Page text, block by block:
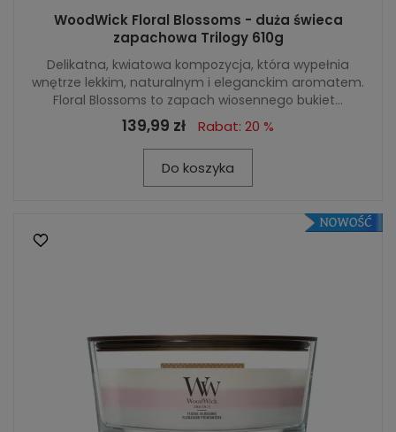
WoodWick Floral Blossoms - duża świeca
zapachowa Trilogy 610g
Delikatna, kwiatowa kompozycja, która wypełnia
wnętrze lekkim, naturalnym i eleganckim aromatem.
Floral Blossoms to zapach wiosennego bukiet...
139,99 zł Rabat: 20 %
Do koszyka